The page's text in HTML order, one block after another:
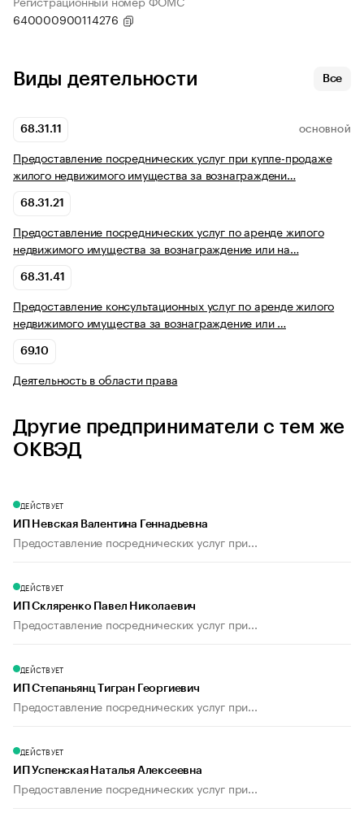
640000900114276
Виды деятельности Все
68.31.11 ОСНОВНОЙ
Предоставление посреднических услуг при купле-продаже
жилого недвижимого имущества за вознаграждени…
68.31.21
Предоставление посреднических услуг по аренде жилого
недвижимого имущества за вознаграждение или на…
68.31.41
Предоставление консультационных услуг по аренде жилого
недвижимого имущества за вознаграждение или …
69.10
Деятельность в области права
Другие предприниматели с тем же
ОКВЭД
ДЕЙСТВУЕТ
ИП Невская Валентина Геннадьевна
Предоставление посреднических услуг при...
ДЕЙСТВУЕТ
ИП Скляренко Павел Николаевич
Предоставление посреднических услуг при...
ДЕЙСТВУЕТ
ИП Степаньянц Тигран Георгиевич
Предоставление посреднических услуг при...
ДЕЙСТВУЕТ
ИП Успенская Наталья Алексеевна
Предоставление посреднических услуг при...